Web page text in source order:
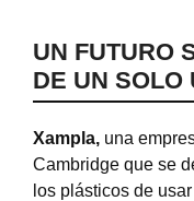
UN FUTURO
DE UN SOLO
Xampla, una
Cambridge que se
los plásticos de